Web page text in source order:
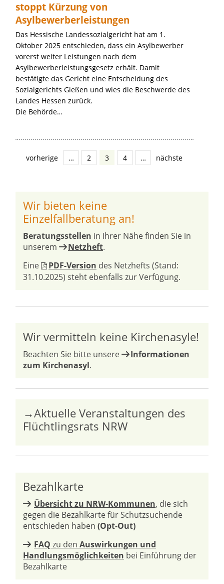
stoppt Kürzung von
Asylbewerberleistungen
Das Hessische Landessozialgericht hat am 1.
Oktober 2025 entschieden, dass ein Asylbewerber
vorerst weiter Leistungen nach dem
Asylbewerberleistungsgesetz erhält. Damit
bestätigte das Gericht eine Entscheidung des
Sozialgerichts Gießen und wies die Beschwerde des
Landes Hessen zurück.
Die Behörde…
vorherige … 2 3 4 … nächste
Wir bieten keine
Einzelfallberatung an!
Beratungsstellen in Ihrer Nähe finden Sie in
unserem
Netzheft.
Eine
PDF-Version des Netzhefts (Stand:
31.10.2025) steht ebenfalls zur Verfügung.
Wir vermitteln keine Kirchenasyle!
Beachten Sie bitte unsere
Informationen
zum Kirchenasyl.
→Aktuelle Veranstaltungen des
Flüchtlingsrats NRW
Bezahlkarte
Übersicht zu NRW-Kommunen, die sich
gegen die Bezahlkarte für Schutzsuchende
entschieden haben (Opt-Out)
FAQ zu den Auswirkungen und
Handlungsmöglichkeiten bei Einführung der
Bezahlkarte